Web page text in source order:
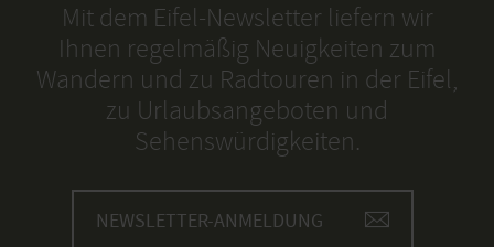
Mit dem Eifel-Newsletter liefern wir
Ihnen regelmäßig Neuigkeiten zum
Wandern und zu Radtouren in der Eifel,
zu Urlaubsangeboten und
Sehenswürdigkeiten.
NEWSLETTER-ANMELDUNG